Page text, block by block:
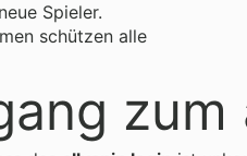
Spieler.
schützen alle
zum